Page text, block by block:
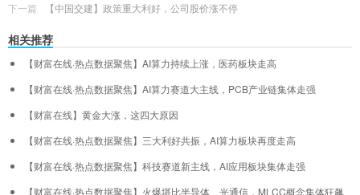
下一篇
【中国交建】政策重大利好，公司股价涨不停
相关推荐
【财富在线·热点数据聚焦】AI算力持续上涨，医药板块走高
【财富在线·热点数据聚焦】AI算力赛道大主线，PCB产业链集体走强
【财富在线】黄金大涨，这四大原因
【财富在线·热点数据聚焦】三大利好共振，AI算力板块再度走高
【财富在线·热点数据聚焦】科技赛道新主线，AI应用板块集体走强
【财富在线·热点数据聚焦】火爆堪比半导体、光通信，MLCC概念集体狂飙